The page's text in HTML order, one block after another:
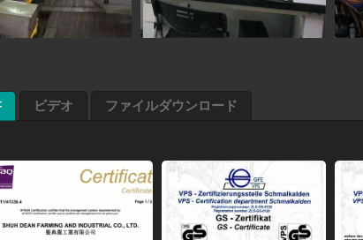
ビデオ ファイルダウンロード